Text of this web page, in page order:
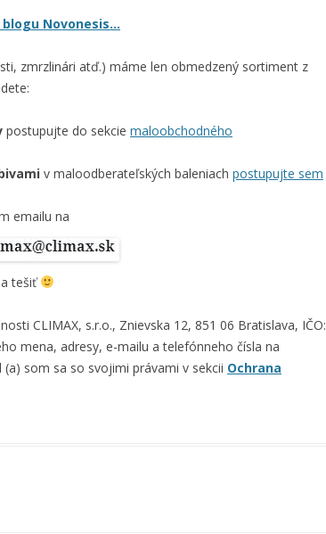
Novonesis…
zmrzlinári atď.) máme len obmedzený sortiment z
postupujte do sekcie maloobchodného
v maloodberateľských baleniach postupujte sem
emailu na
tešiť
CLIMAX, s.r.o., Znievska 12, 851 06 Bratislava, IČO:
mena, adresy, e-mailu a telefónneho čísla na
som sa so svojimi právami v sekcii Ochrana